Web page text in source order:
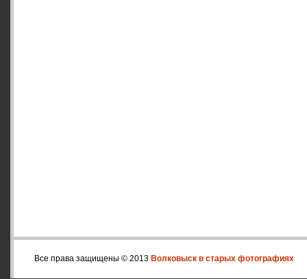
Все права защищены © 2013 Волковыск в старых фотографиях